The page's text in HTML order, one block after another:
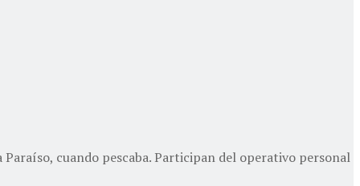
cuando pescaba. Participan del operativo personal